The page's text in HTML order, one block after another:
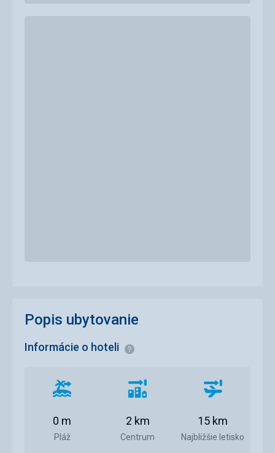
Popis ubytovanie
Informácie o hoteli Informácie
Vzdialenosť
pláže
Pláž
0 m
Vzdialenosť
centra
Centrum
2 km
Vzdialenosť
letiska
Najbližšie letisko
15 km